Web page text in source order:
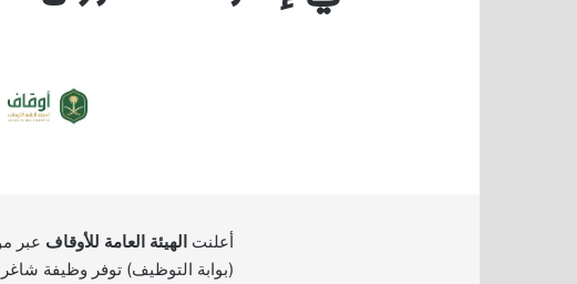
أعلنت الهيئة العامة للأوقاف عبر
(بوابة التوظيف) توفر وظيفة